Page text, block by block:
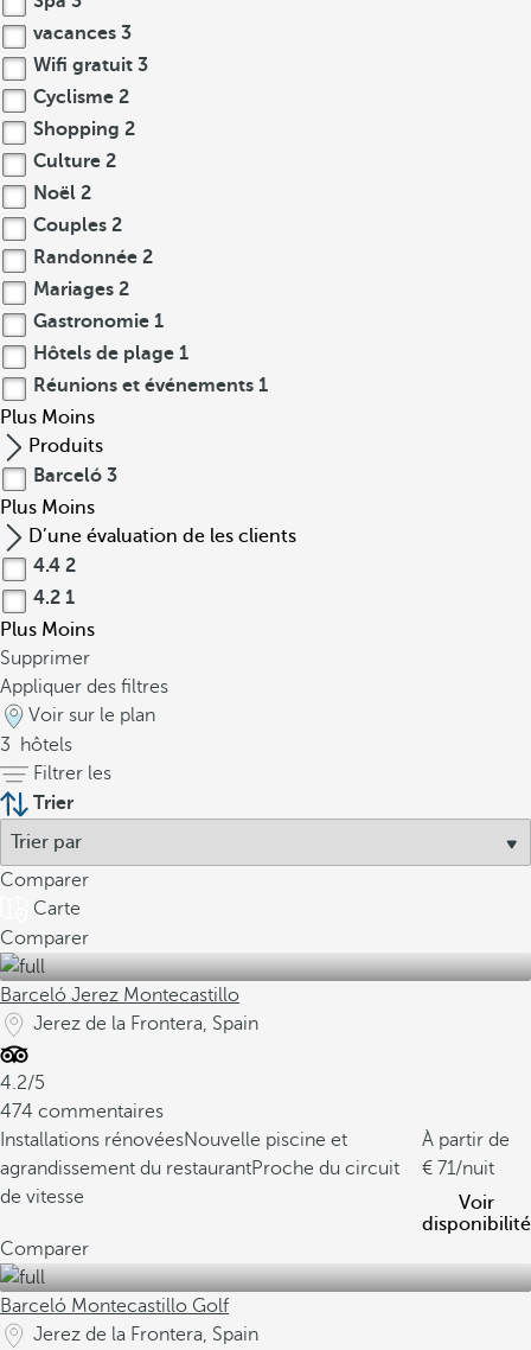
vacances 3
Wifi gratuit 3
Cyclisme 2
Shopping 2
Culture 2
Noël 2
Couples 2
Randonnée 2
Mariages 2
Gastronomie 1
Hôtels de plage 1
Réunions et événements 1
Plus Moins
Produits
Barceló 3
Plus Moins
D’une évaluation de les clients
4.4 2
4.2 1
Plus Moins
Supprimer
Appliquer des filtres
Voir sur le plan
3
hôtels
Filtrer les
Trier
Comparer
Carte
Comparer
Barceló Jerez Montecastillo
Jerez de la Frontera, Spain
4.2/5
474 commentaires
Installations rénovéesNouvelle piscine et
agrandissement du restaurantProche du circuit
de vitesse
À partir de
71/nuit
Voir
disponibilité
Comparer
Barceló Montecastillo Golf
Jerez de la Frontera, Spain